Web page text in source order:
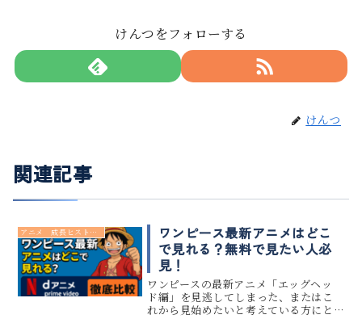
けんつをフォローする
けんつ
関連記事
アニメ 成長ヒストリー
ワンピース最新アニメはどこ
で見れる？無料で見たい人必
見！
ワンピースの最新アニメ「エッグヘッ
ド編」を見逃してしまった、またはこ
れから見始めたいと考えている方にと